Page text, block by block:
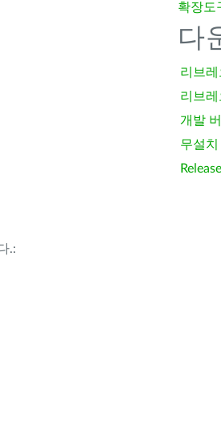
.:
확장도
다
리브레
리브레
개발
무설치